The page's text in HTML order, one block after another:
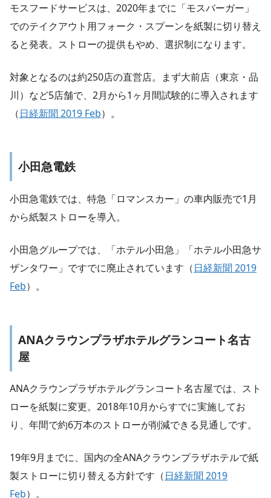
モスフードサービスは、2020年までに「モスバーガー」
でのテイクアウト用フォーク・スプーンを紙製に切り替え
ると発表。ストローの提供もやめ、選択制になります。
対象となるのは約250店の直営店。まず大前店（東京・品
川）など5店舗で、2月から1ヶ月間試験的に導入されます
（日経新聞 2019 Feb）。
小田急電鉄
小田急電鉄では、特急「ロマンスカー」の車内販売で1月
から紙製ストローを導入。
小田急グループでは、「ホテル小田急」「ホテル小田急サ
ザンタワー」ですでに廃止されています（日経新聞 2019
Feb）。
ANAクラウンプラザホテルグランコート名古
屋
ANAクラウンプラザホテルグランコート名古屋では、スト
ローを紙製に変更。2018年10月からすでに実施してお
り、年間で約6万本のストローが削減できる見通しです。
19年9月までに、国内の全ANAクラウンプラザホテルで紙
製ストローに切り替える方針です（日経新聞 2019
Feb）。